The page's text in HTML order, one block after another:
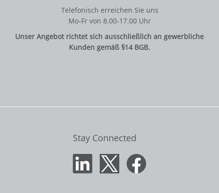
Telefonisch erreichen Sie uns
Mo-Fr von 8.00-17.00 Uhr
Unser Angebot richtet sich ausschließlich an gewerbliche
Kunden gemäß §14 BGB.
Stay Connected